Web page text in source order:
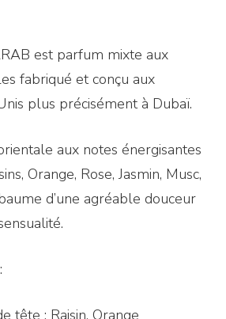
est parfum mixte aux
fabriqué et conçu aux
plus précisément à Dubaï.
aux notes énergisantes
Orange, Rose, Jasmin, Musc,
d’une agréable douceur
: Raisin, Orange